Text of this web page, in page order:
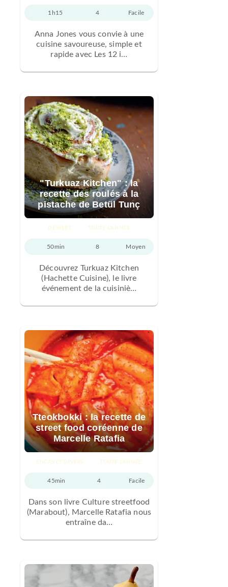
1h15 4 Facile
Anna Jones vous convie à une
cuisine savoureuse, simple et
rapide avec Les 12 i…
"Turkuaz Kitchen" : la
recette des roulés à la
pistache de Betül Tunç
DESSERT TOUTE L'ANNÉE
50min 8 Moyen
Découvrez Turkuaz Kitchen
(Hachette Cuisine), le livre
événement de la cuisiniè…
Tteokbokki : la recette de
street food coréenne de
Marcelle Ratafia
ENCAS ET DIVERS TOUTE L'ANNÉE
45min 4 Facile
Dans son livre Culture streetfood
(Marabout), Marcelle Ratafia nous
entraîne da…